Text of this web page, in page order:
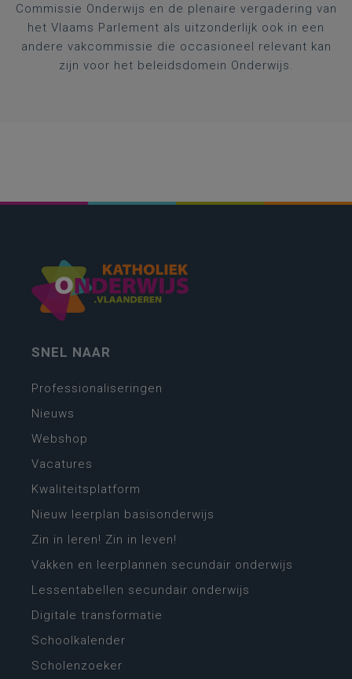
Commissie Onderwijs en de plenaire vergadering van
het Vlaams Parlement als uitzonderlijk ook in een
andere vakcommissie die occasioneel relevant kan
zijn voor het beleidsdomein Onderwijs.
SNEL NAAR
Professionaliseringen
Nieuws
Webshop
Vacatures
Kwaliteitsplatform
Nieuw leerplan basisonderwijs
Zin in leren! Zin in leven!
Vakken en leerplannen secundair onderwijs
Lessentabellen secundair onderwijs
Digitale transformatie
Schoolkalender
Scholenzoeker